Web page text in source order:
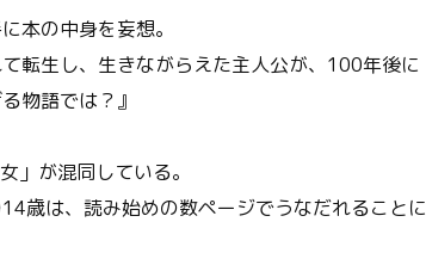
本の中身を妄想。
転生し、生きながらえた主人公が、100年後に
物語では？』
」が混同している。
歳は、読み始めの数ページでうなだれることに